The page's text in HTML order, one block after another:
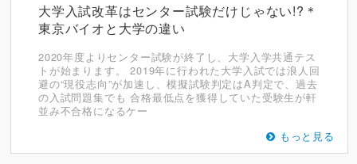
大学入試改革はセンター試験だけじゃない!?＊
東京バイオと大学の違い
2020年度よりセンター試験が終了し、大学入学共通テス
トが始まります。 2019年に行われた大学入試では浪人回
避の“現役志向”が加速し、模擬試験判定はA判定で、過去
の入試問題集でも 合格最低点を獲得していた受験生が軒
並み不合格になるケー
もっと見る